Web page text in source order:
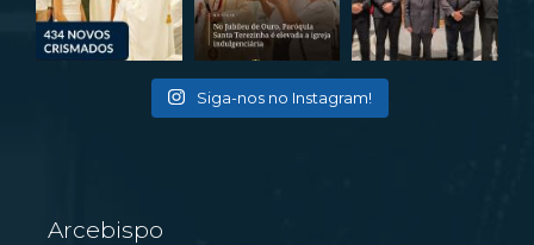
Siga-nos no Instagram!
Arcebispo